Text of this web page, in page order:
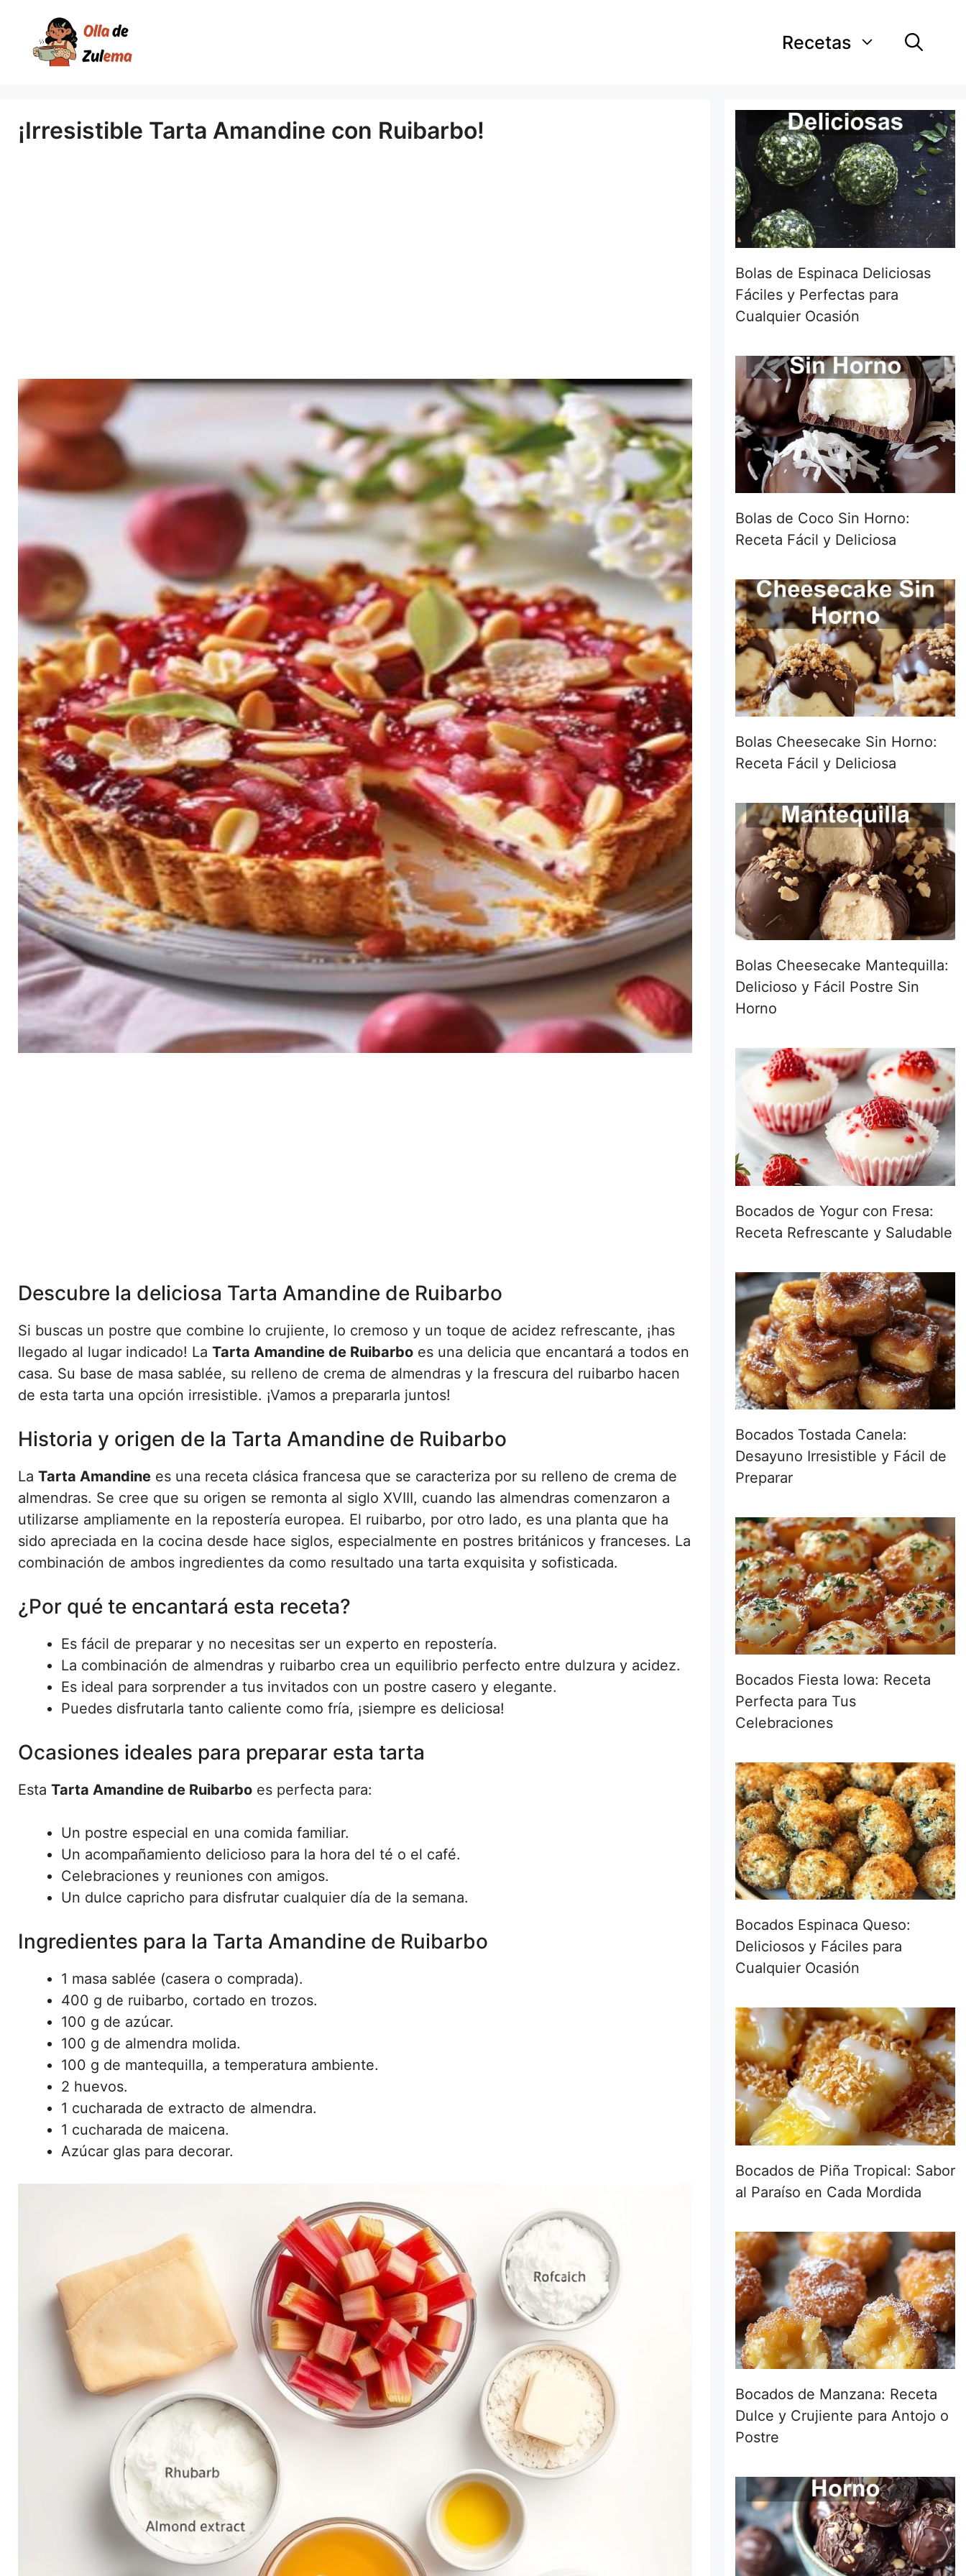
contenido
Recetas
¡Irresistible Tarta Amandine con Ruibarbo!
Descubre la deliciosa Tarta Amandine de Ruibarbo
Si buscas un postre que combine lo crujiente, lo cremoso y un toque de acidez refrescante, ¡has
llegado al lugar indicado! La Tarta Amandine de Ruibarbo es una delicia que encantará a todos en
casa. Su base de masa sablée, su relleno de crema de almendras y la frescura del ruibarbo hacen
de esta tarta una opción irresistible. ¡Vamos a prepararla juntos!
Historia y origen de la Tarta Amandine de Ruibarbo
La Tarta Amandine es una receta clásica francesa que se caracteriza por su relleno de crema de
almendras. Se cree que su origen se remonta al siglo XVIII, cuando las almendras comenzaron a
utilizarse ampliamente en la repostería europea. El ruibarbo, por otro lado, es una planta que ha
sido apreciada en la cocina desde hace siglos, especialmente en postres británicos y franceses. La
combinación de ambos ingredientes da como resultado una tarta exquisita y sofisticada.
¿Por qué te encantará esta receta?
Es fácil de preparar y no necesitas ser un experto en repostería.
La combinación de almendras y ruibarbo crea un equilibrio perfecto entre dulzura y acidez.
Es ideal para sorprender a tus invitados con un postre casero y elegante.
Puedes disfrutarla tanto caliente como fría, ¡siempre es deliciosa!
Ocasiones ideales para preparar esta tarta
Esta Tarta Amandine de Ruibarbo es perfecta para:
Un postre especial en una comida familiar.
Un acompañamiento delicioso para la hora del té o el café.
Celebraciones y reuniones con amigos.
Un dulce capricho para disfrutar cualquier día de la semana.
Ingredientes para la Tarta Amandine de Ruibarbo
1 masa sablée (casera o comprada).
400 g de ruibarbo, cortado en trozos.
100 g de azúcar.
100 g de almendra molida.
100 g de mantequilla, a temperatura ambiente.
2 huevos.
1 cucharada de extracto de almendra.
1 cucharada de maicena.
Azúcar glas para decorar.
Bolas de Espinaca Deliciosas
Fáciles y Perfectas para
Cualquier Ocasión
Bolas de Coco Sin Horno:
Receta Fácil y Deliciosa
Bolas Cheesecake Sin Horno:
Receta Fácil y Deliciosa
Bolas Cheesecake Mantequilla:
Delicioso y Fácil Postre Sin
Horno
Bocados de Yogur con Fresa:
Receta Refrescante y Saludable
Bocados Tostada Canela:
Desayuno Irresistible y Fácil de
Preparar
Bocados Fiesta Iowa: Receta
Perfecta para Tus
Celebraciones
Bocados Espinaca Queso:
Deliciosos y Fáciles para
Cualquier Ocasión
Bocados de Piña Tropical: Sabor
al Paraíso en Cada Mordida
Bocados de Manzana: Receta
Dulce y Crujiente para Antojo o
Postre